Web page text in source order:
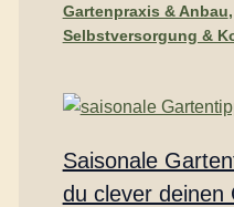
Gartenpraxis & Anbau,
Selbstversorgung &
Saisonale
du clever deinen